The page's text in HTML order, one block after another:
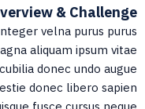
Overview &
integer velna purus
aliquam ipsum
cubilia donec undo
donec libero